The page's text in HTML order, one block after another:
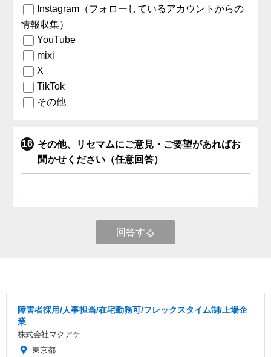
Instagram（フォローしているアカウントからの
情報収集）
YouTube
mixi
X
TikTok
その他
その他、リセマムにご意見・ご要望があればお
聞かせください（任意回答）
回答する
障害者採用/人事担当/在宅勤務可/フレックスタイム制/上場企
業
株式会社マクアケ
東京都